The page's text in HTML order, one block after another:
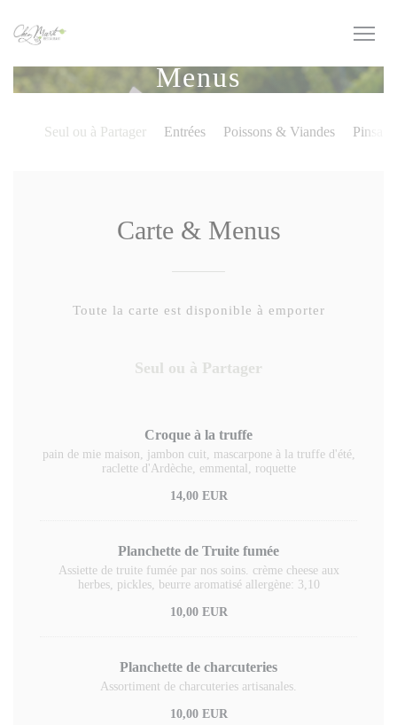
Menus
Seul ou à Partager Entrées Poissons & Viandes Pinsa
Carte & Menus
Toute la carte est disponible à emporter
Seul ou à Partager
Croque à la truffe
pain de mie maison, jambon cuit, mascarpone à la truffe d'été,
raclette d'Ardèche, emmental, roquette
14,00 EUR
Planchette de Truite fumée
Assiette de truite fumée par nos soins. crème cheese aux
herbes, pickles, beurre aromatisé allergène: 3,10
10,00 EUR
Planchette de charcuteries
Assortiment de charcuteries artisanales.
10,00 EUR